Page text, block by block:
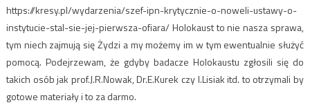
https://kresy.pl/wydarzenia/szef-ipn-krytycznie-o-noweli-ustawy-o-
instytucie-stal-sie-jej-pierwsza-ofiara/ Holokaust to nie nasza sprawa,
tym niech zajmują się Żydzi a my możemy im w tym ewentualnie służyć
pomocą. Podejrzewam, że gdyby badacze Holokaustu zgłosili się do
takich osób jak prof.J.R.Nowak, Dr.E.Kurek czy I.Lisiak itd. to otrzymali by
gotowe materiały i to za darmo.